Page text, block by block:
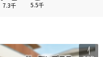
7.3千 5.5千